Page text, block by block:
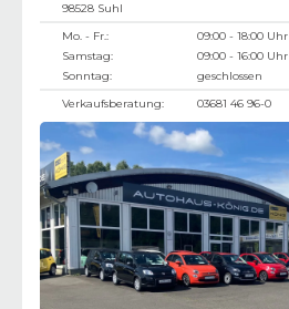
98528 Suhl
Mo. - Fr.:
09:00 - 18:00 Uhr
Samstag:
09:00 - 16:00 Uhr
Sonntag:
geschlossen
Verkaufsberatung:
03681 46 96-0